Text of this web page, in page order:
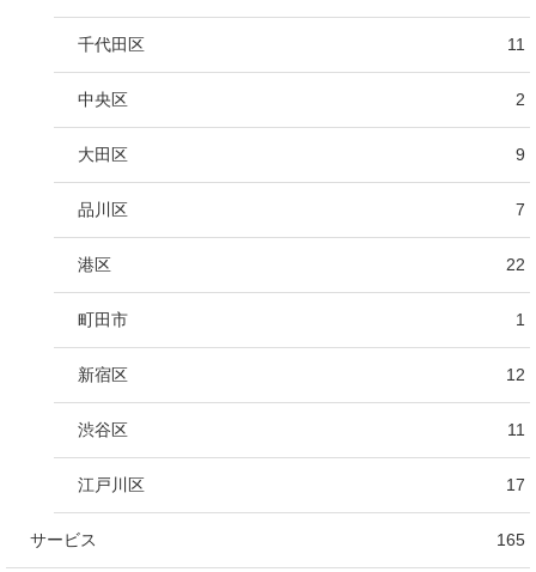
千代田区 11
中央区 2
大田区 9
品川区 7
港区 22
町田市 1
新宿区 12
渋谷区 11
江戸川区 17
サービス 165